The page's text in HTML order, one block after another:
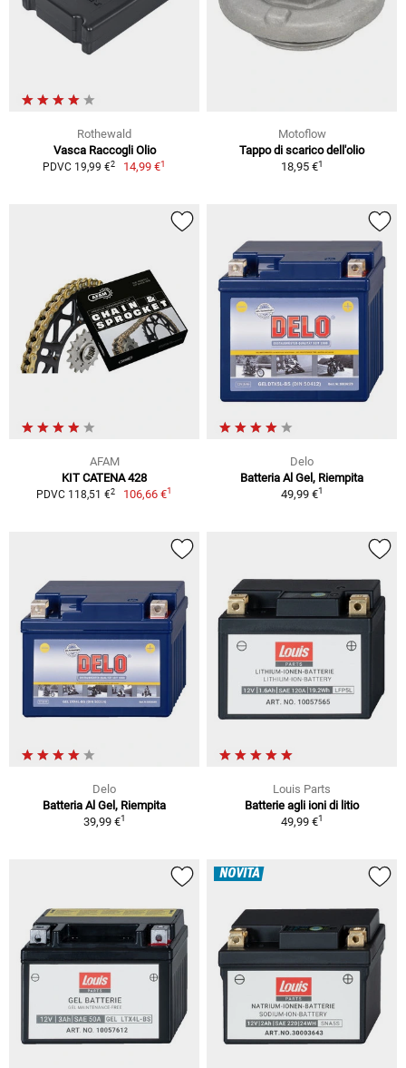
Rothewald
Vasca Raccogli Olio
PDVC 19,99 €2 14,99 €1
Motoflow
Tappo di scarico dell'olio
18,95 €1
AFAM
KIT CATENA 428
PDVC 118,51 €2 106,66 €1
Delo
Batteria Al Gel, Riempita
49,99 €1
Delo
Batteria Al Gel, Riempita
39,99 €1
Louis Parts
Batterie agli ioni di litio
49,99 €1
NOVITÀ